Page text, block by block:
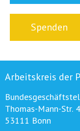
Spenden
Arbeitskreis der
Thomas-Mann-Str.
53111 Bonn